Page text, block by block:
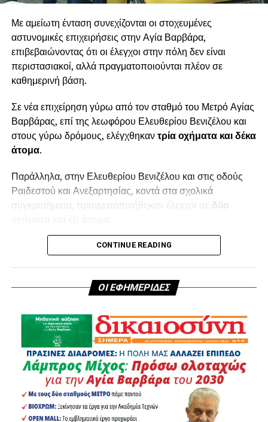
Με αμείωτη ένταση συνεχίζονται οι στοχευμένες
αστυνομικές επιχειρήσεις στην Αγία Βαρβάρα,
επιβεβαιώνοντας ότι οι έλεγχοι στην πόλη δεν είναι
περιστασιακοί, αλλά πραγματοποιούνται πλέον σε
καθημερινή βάση.
Σε νέα επιχείρηση γύρω από τον σταθμό του Μετρό Αγίας
Βαρβάρας, επί της λεωφόρου Ελευθερίου Βενιζέλου και
στους γύρω δρόμους, ελέγχθηκαντρία οχήματα και δέκα
άτομα.
Παράλληλα, στην Ελευθερίου Βενιζέλου και στις οδούς
Ραιδεστού και Ανεξαρτησίας, κοντά στα σχολικά
συγκροτήματα, πραγματοποιήθηκαν έλεγχοι σε δύο
Συνολικά, κατά τη συγκεκριμένη επιχείρηση ελέγχθηκαν
τροχονομικών ελέγχων που πραγματοποιήθηκαν στον
Δήμο Αγίας Βαρβάρας από τις27 Ιουλίου έως τις 2
Αυγούστου. Μέσα σε αυτό το χρονικό διάστημα
βεβαιώθηκαν συνολικά62 παραβάσεις του Κώδικα
Οδικής Κυκλοφορίας.
Αναλυτικά καταγράφηκαν:
CONTINUE READING
ΟΙ ΕΦΗΜΕΡΙΔΕΣ